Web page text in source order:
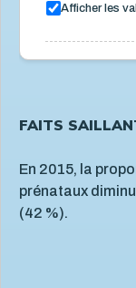
Afficher les
FAITS
En 2015, la
prénataux
(42 %).